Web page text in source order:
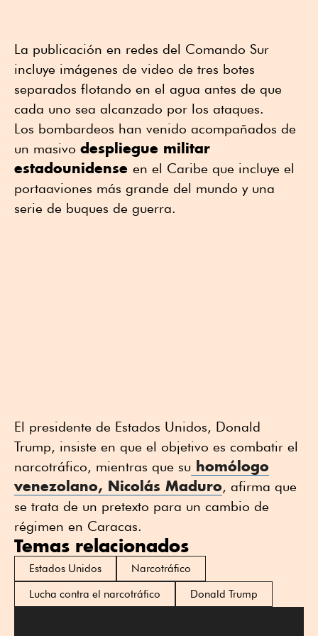
La publicación en redes del Comando Sur
incluye imágenes de video de tres botes
separados flotando en el agua antes de que
cada uno sea alcanzado por los ataques.
Los bombardeos han venido acompañados de
un masivo despliegue militar
estadounidense en el Caribe que incluye el
portaaviones más grande del mundo y una
serie de buques de guerra.
El presidente de Estados Unidos, Donald
Trump, insiste en que el objetivo es combatir el
narcotráfico, mientras que su homólogo
venezolano, Nicolás Maduro, afirma que
se trata de un pretexto para un cambio de
régimen en Caracas.
Temas relacionados
Estados Unidos
Narcotráfico
Lucha contra el narcotráfico
Donald Trump